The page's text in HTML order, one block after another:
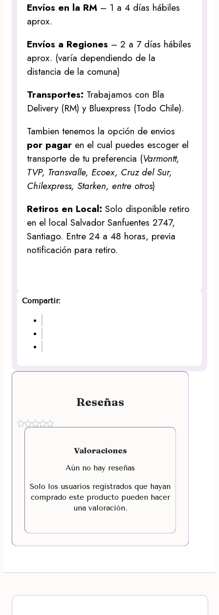
Envíos en la RM – 1 a 4 días hábiles
aprox.
Envíos a Regiones – 2 a 7 días hábiles
aprox. (varía dependiendo de la
distancia de la comuna)
Transportes: Trabajamos con Bla
Delivery (RM) y Bluexpress (Todo Chile).
Tambien tenemos la opción de envios
por pagar en el cual puedes escoger el
transporte de tu preferencia (Varmontt,
TVP, Transvalle, Ecoex, Cruz del Sur,
Chilexpress, Starken, entre otros)
Retiros en Local:Solo disponible retiro
en el local Salvador Sanfuentes 2747,
Santiago. Entre 24 a 48 horas, previa
notificación para retiro.
Compartir:
Reseñas
Valoraciones
Aún no hay reseñas
Solo los usuarios registrados que hayan
comprado este producto pueden hacer
una valoración.